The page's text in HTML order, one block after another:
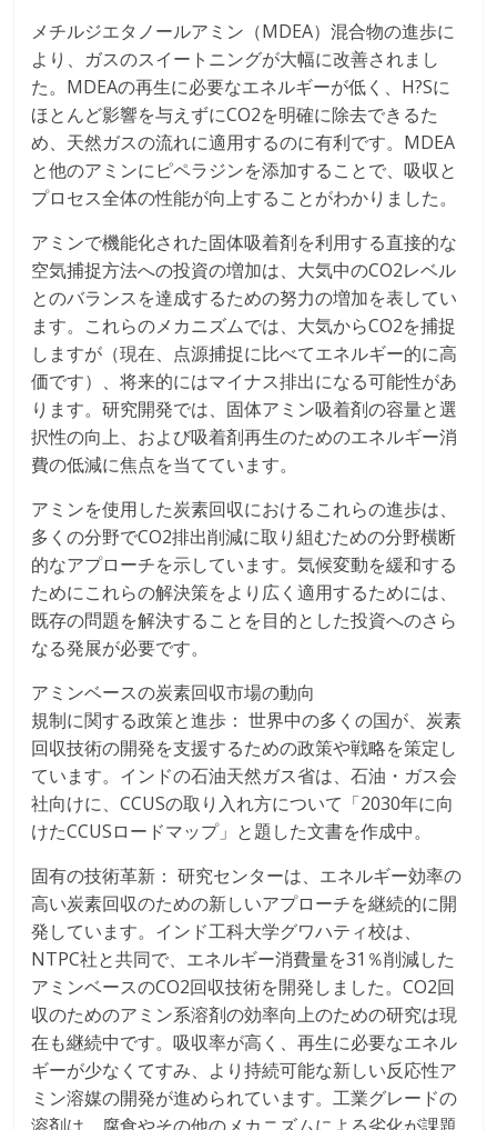
メチルジエタノールアミン（MDEA）混合物の進歩に
より、ガスのスイートニングが大幅に改善されまし
た。MDEAの再生に必要なエネルギーが低く、H?Sに
ほとんど影響を与えずにCO2を明確に除去できるた
め、天然ガスの流れに適用するのに有利です。MDEA
と他のアミンにピペラジンを添加することで、吸収と
プロセス全体の性能が向上することがわかりました。
アミンで機能化された固体吸着剤を利用する直接的な
空気捕捉方法への投資の増加は、大気中のCO2レベル
とのバランスを達成するための努力の増加を表してい
ます。これらのメカニズムでは、大気からCO2を捕捉
しますが（現在、点源捕捉に比べてエネルギー的に高
価です）、将来的にはマイナス排出になる可能性があ
ります。研究開発では、固体アミン吸着剤の容量と選
択性の向上、および吸着剤再生のためのエネルギー消
費の低減に焦点を当てています。
アミンを使用した炭素回収におけるこれらの進歩は、
多くの分野でCO2排出削減に取り組むための分野横断
的なアプローチを示しています。気候変動を緩和する
ためにこれらの解決策をより広く適用するためには、
既存の問題を解決することを目的とした投資へのさら
なる発展が必要です。
アミンベースの炭素回収市場の動向
規制に関する政策と進歩： 世界中の多くの国が、炭素
回収技術の開発を支援するための政策や戦略を策定し
ています。インドの石油天然ガス省は、石油・ガス会
社向けに、CCUSの取り入れ方について「2030年に向
けたCCUSロードマップ」と題した文書を作成中。
固有の技術革新： 研究センターは、エネルギー効率の
高い炭素回収のための新しいアプローチを継続的に開
発しています。インド工科大学グワハティ校は、
NTPC社と共同で、エネルギー消費量を31％削減した
アミンベースのCO2回収技術を開発しました。CO2回
収のためのアミン系溶剤の効率向上のための研究は現
在も継続中です。吸収率が高く、再生に必要なエネル
ギーが少なくてすみ、より持続可能な新しい反応性ア
ミン溶媒の開発が進められています。工業グレードの